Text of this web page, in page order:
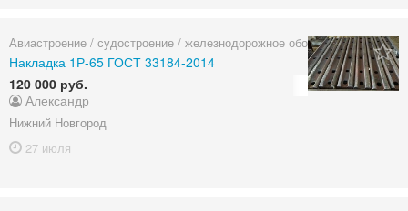
Авиастроение / судостроение / железнодорожное оборудование
Накладка 1Р-65 ГОСТ 33184-2014
120 000 руб.
Александр
Нижний Новгород
27 июля